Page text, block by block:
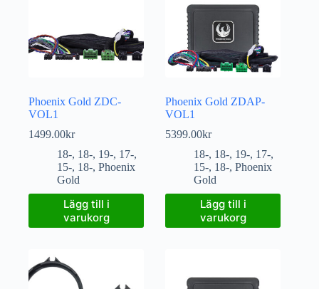
Phoenix Gold ZDC-
VOL1
1499.00kr
18-, 18-, 19-, 17-,
15-, 18-, Phoenix
Gold
Lägg till i
varukorg
Phoenix Gold ZDAP-
VOL1
5399.00kr
18-, 18-, 19-, 17-,
15-, 18-,Phoenix
Gold
Lägg till i
varukorg